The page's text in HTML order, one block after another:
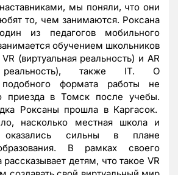
мы поняли, что они
то, чем занимаются. Роксана
из педагогов мобильного
обучением школьников
(виртуальная реальность) и AR
реальность), также IT. О
подобного формата работы не
приезда в Томск после учебы.
Роксаны прошла в Каргасок.
насколько местная школа и
сильны в плане
В рамках своего
детям, что такое VR